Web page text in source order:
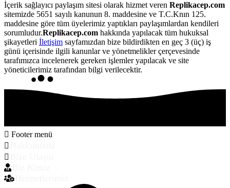
İçerik sağlayıcı paylaşım sitesi olarak hizmet veren Replikacep.com
sitemizde 5651 sayılı kanunun 8. maddesine ve T.C.Knın 125.
maddesine göre tüm üyelerimiz yaptıkları paylaşımlardan kendileri
sorumludur.Replikacep.com hakkında yapılacak tüm hukuksal
şikayetleri İletişim sayfamızdan bize bildirdikten en geç 3 (üç) iş
günü içerisinde ilgili kanunlar ve yönetmelikler çerçevesinde
tarafımızca incelenerek gereken işlemler yapılacak ve site
yöneticilerimiz tarafından bilgi verilecektir.
Footer menü